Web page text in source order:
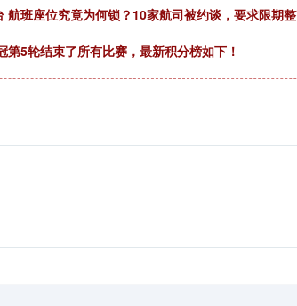
航班座位究竟为何锁？10家航司被约谈，要求限期
第5轮结束了所有比赛，最新积分榜如下！